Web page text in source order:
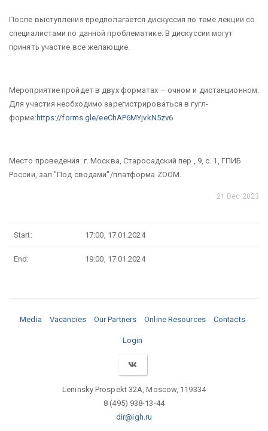
После выступления предполагается дискуссия по теме лекции со
специалистами по данной проблематике. В дискуссии могут
принять участие все желающие.
Мероприятие пройдет в двух форматах – очном и дистанционном.
Для участия необходимо зарегистрироваться в гугл-
форме:https://forms.gle/eeChAP6MYjvkN5zv6
Место проведения: г. Москва, Старосадский пер., 9, с. 1, ГПИБ
России, зал "Под сводами"/платформа ZOOM.
21 Dec 2023
Start: 17:00, 17.01.2024
End: 19:00, 17.01.2024
Media Vacancies Our Partners Online Resources Contacts
Login
Leninsky Prospekt 32A, Moscow, 119334
8 (495) 938-13-44
dir@igh.ru